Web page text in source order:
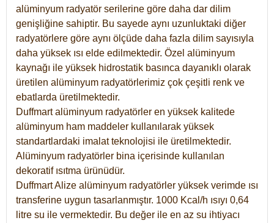
alüminyum radyatör serilerine göre daha dar dilim
genişliğine sahiptir. Bu sayede aynı uzunluktaki diğer
radyatörlere göre aynı ölçüde daha fazla dilim sayısıyla
daha yüksek ısı elde edilmektedir. Özel alüminyum
kaynağı ile yüksek hidrostatik basınca dayanıklı olarak
üretilen alüminyum radyatörlerimiz çok çeşitli renk ve
ebatlarda üretilmektedir.
Duffmart alüminyum radyatörler en yüksek kalitede
alüminyum ham maddeler kullanılarak yüksek
standartlardaki imalat teknolojisi ile üretilmektedir.
Alüminyum radyatörler bina içerisinde kullanılan
dekoratif ısıtma ürünüdür.
Duffmart Alize alüminyum radyatörler yüksek verimde ısı
transferine uygun tasarlanmıştır. 1000 Kcal/h ısıyı 0,64
litre su ile vermektedir. Bu değer ile en az su ihtiyacı